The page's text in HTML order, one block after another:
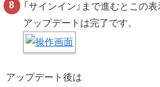
「サインイン」まで進むとこの
アップデートは完了です。
アップデート後は